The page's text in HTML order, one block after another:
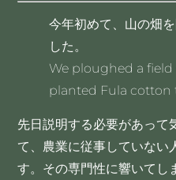
今年初めて、山の畑
した。
We ploughed a
planted Fula cotton
先日説明する必要があって
て、農業に従事していない
す。その専門性に響いてし